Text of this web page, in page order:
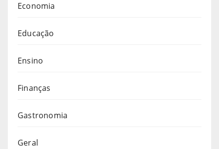
Economia
Educação
Ensino
Finanças
Gastronomia
Geral